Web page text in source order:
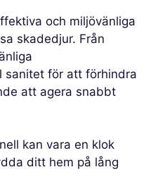
och miljövänliga
skadedjur. Från
sanitet för att förhindra
att agera snabbt
kan vara en klok
ditt hem på lång